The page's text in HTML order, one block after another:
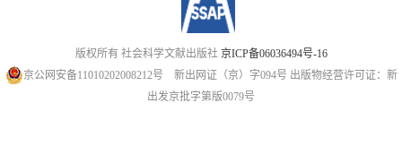
版权所有 社会科学文献出版社 京ICP备06036494号-16
京公网安备11010202008212号 新出网证（京）字094号 出版物经营许可证：新
出发京批字第版0079号